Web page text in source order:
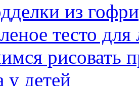
из
тесто для
рисовать
у детей